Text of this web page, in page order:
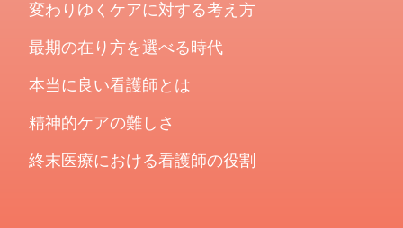
変わりゆくケアに対する考え方
最期の在り方を選べる時代
本当に良い看護師とは
精神的ケアの難しさ
終末医療における看護師の役割